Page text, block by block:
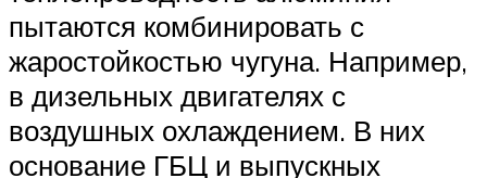
пытаются комбинировать с
жаростойкостью чугуна. Например,
в дизельных двигателях с
воздушных охлаждением. В них
основание ГБЦ и выпускных